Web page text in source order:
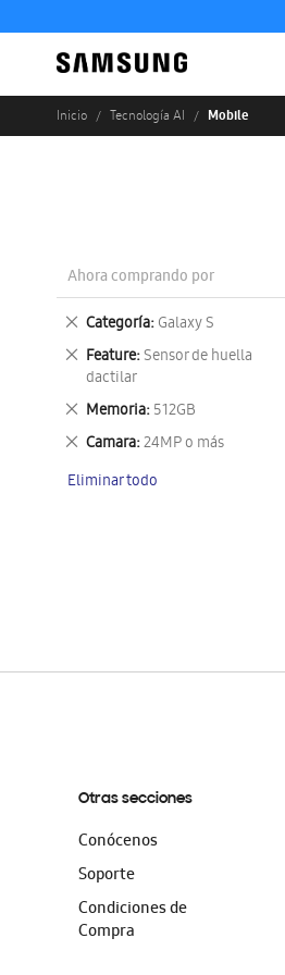
Inicio Tecnología AI Mobile
Ahora comprando por
Categoría Galaxy S
Eliminar
este
artículo
Feature Sensor de huella
dactilar
Eliminar
este
artículo
Memoria 512GB
Eliminar
este
artículo
Camara 24MP o más
Eliminar
artículo
Eliminar todo
Otras secciones
Conócenos
Soporte
Condiciones de
Compra